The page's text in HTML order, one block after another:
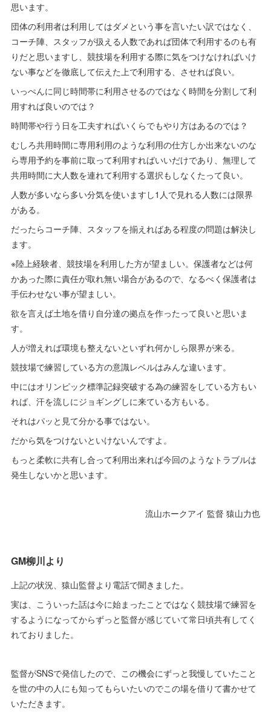
思います。
団体の利用者は利用してはダメという事を言いたい訳ではなく、
コーチ陣、スタッフが扱える人数であれば団体で利用するのも有
りだと思いますし、競技場を利用する際に気をつけなければいけ
ない事などを徹底して伝えた上で利用する、させれば良い。
いっぺんに同じ時間帯に利用させるのではなく時間を分割して利
用すれば良いのでは？
時間帯や行う日を工夫すればいくらでもやり方はあるのでは？
むしろ共用時間に専用利用のような利用の仕方しか出来ないのな
ら専用予約を事前に取って利用すればいいだけであり、無理して
共用時間に大人数を連れて利用する選択もしなくたって良い。
人数が多いなら多い分気を使いますし1人で見れる人数には限界
がある。
だったらコーチ陣、スタッフを揃えればある程度の問題は解決し
ます。
※陸上経験者、競技場を利用した方が望ましい。保護者などは何
かあった際に責任が取れ無い場合があるので、なるべく保護者は
手伝わせない事が望ましい。
欲を言えば土地を借り自分達の拠点を作ったって良いと思いま
す。
人が増えれば環境も整えないといずれ何かしら限界が来る。
競技場で練習している方の意識レベルはみんな違います。
中にはオリンピック標準記録突破する為の練習をしている方もい
れば、汗を流しにジョギングしに来ている方もいる。
それはパッと見て分かる事ではない。
だから気をつけないといけないんですよ。
もっと柔軟に共有し合って利用出来れば今回のようなトラブルは
発生しないかと思います。
流山ホークアイ 監督 猿山力也
GM柳川より
上記の状況、猿山監督より電話で聞きました。
実は、こういった話は今に始まったことではなく競技場で練習を
するようになってからずっと監督が感じていて常日頃共有してく
れておりました。
監督がSNSで発信したので、この機会にずっと我慢していたこと
を世の中の人にも知ってもらいたいのでこの場を借りて書かせて
いただきます。